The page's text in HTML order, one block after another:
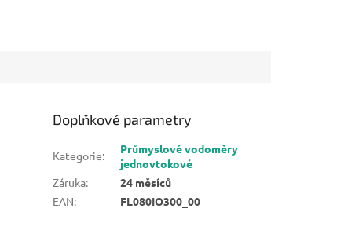
Doplňkové parametry
Kategorie:
Průmyslové vodoměry
jednovtokové
Záruka:
24 měsíců
EAN: FL080IO300_00